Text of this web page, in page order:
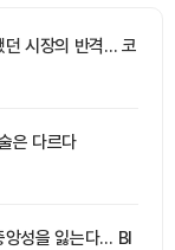
던 시장의 반격… 코
은 다르다
앙성을 잃는다… BI